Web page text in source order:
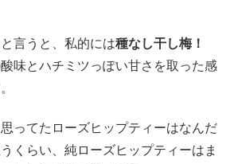
言うと、私的には種なし干し梅！
味とハチミツっぽい甘さを取った感
ってたローズヒップティーはなんだ
くらい、純ローズヒップティーはま